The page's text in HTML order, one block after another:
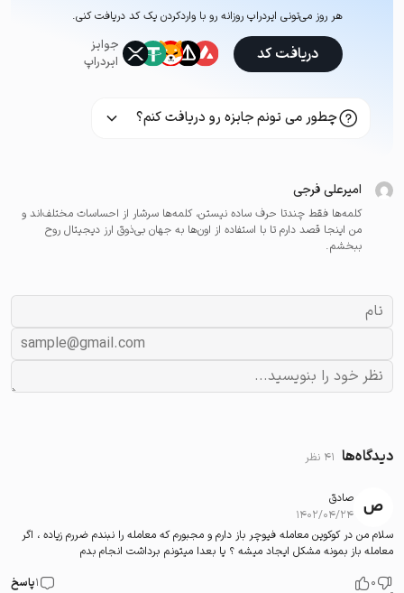
هر روز می‌تونی ایردراپ روزانه رو با وارد‌کردن یک کد دریافت کنی.
جوایز
ایردراپ
دریافت کد
چطور می تونم جایزه رو دریافت کنم؟
امیرعلی فرجی
کلمه‌ها فقط چندتا حرف ساده نیستن، کلمه‌ها سرشار از احساسات مختلف‌اند و
من اینجا قصد دارم تا با استفاده از اون‌ها به جهان بی‌ذوق ارز دیجیتال روح
ببخشم.
دیدگاه‌ها 41 نظر
صادق
۱۴۰۲/۰۴/۲۴
سلام من در كوكوين معامله فيوچر باز دارم و مجبورم كه معامله را نبندم ضررم زياده ، اگر
معامله باز بمونه مشكل ايجاد ميشه ؟ يا بعدا ميتونم برداشت انجام بدم
0
1پاسخ